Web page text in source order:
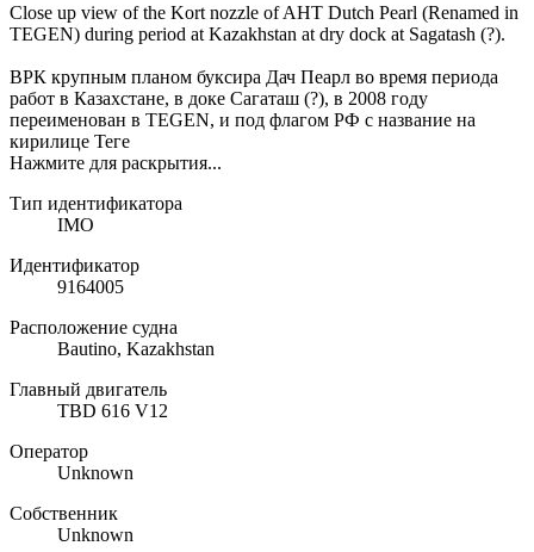
Close up view of the Kort nozzle of AHT Dutch Pearl (Renamed in
TEGEN) during period at Kazakhstan at dry dock at Sagatash (?).
ВРК крупным планом буксира Дач Пеарл во время периода
работ в Казахстане, в доке Сагаташ (?), в 2008 году
переименован в TEGEN, и под флагом РФ с название на
кирилице Теге
Нажмите для раскрытия...
Тип идентификатора
IMO
Идентификатор
9164005
Расположение судна
Bautino, Kazakhstan
Главный двигатель
TBD 616 V12
Оператор
Unknown
Собственник
Unknown